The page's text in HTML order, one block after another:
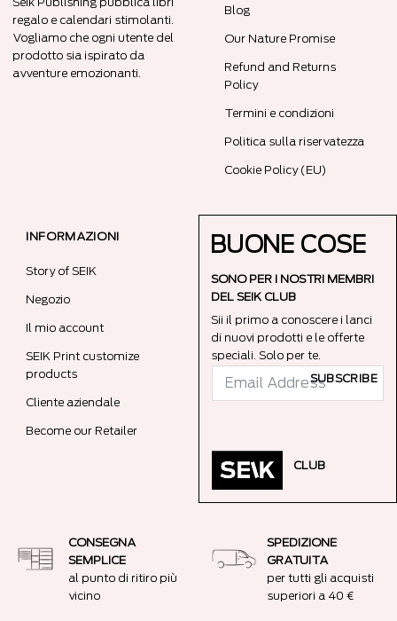
Seik Publishing pubblica libri
regalo e calendari stimolanti.
Vogliamo che ogni utente del
prodotto sia ispirato da
avventure emozionanti.
Blog
Our Nature Promise
Refund and Returns
Policy
Termini e condizioni
Politica sulla riservatezza
Cookie Policy (EU)
INFORMAZIONI
Story of SEIK
Negozio
Il mio account
SEIK Print customize
products
Cliente aziendale
Become our Retailer
BUONE COSE
SONO PER I NOSTRI MEMBRI
DEL SEIK CLUB
Sii il primo a conoscere i lanci
di nuovi prodotti e le offerte
speciali. Solo per te.
SUBSCRIBE
CLUB
CONSEGNA
SEMPLICE
al punto di ritiro più
vicino
SPEDIZIONE
GRATUITA
per tutti gli acquisti
superiori a 40 €